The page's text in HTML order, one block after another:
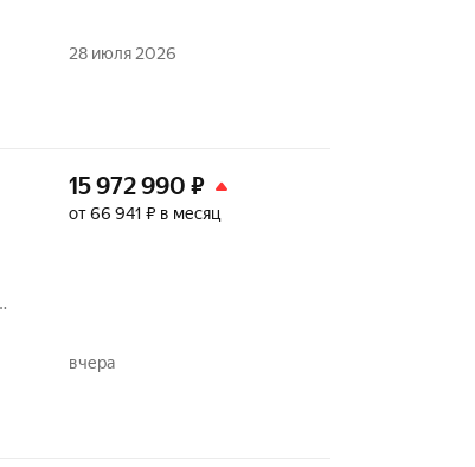
28 июля 2026
15 972 990 ₽
от 66 941 ₽ в месяц
вчера